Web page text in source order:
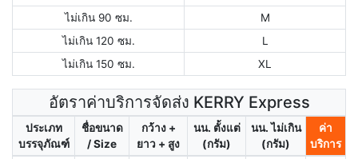
ไม่เกิน 90 ซม.
M
ไม่เกิน 120 ซม.
L
ไม่เกิน 150 ซม.
XL
อัตราค่าบริการจัดส่ง KERRY Express
ประเภท
บรรจุภัณฑ์
ชื่อขนาด
/ Size
กว้าง +
ยาว + สูง
นน. ตั้งแต่
(กรัม)
นน. ไม่เกิน
(กรัม)
ค่า
บริการ